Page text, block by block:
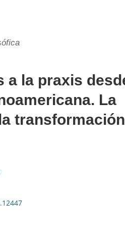
a la praxis
La